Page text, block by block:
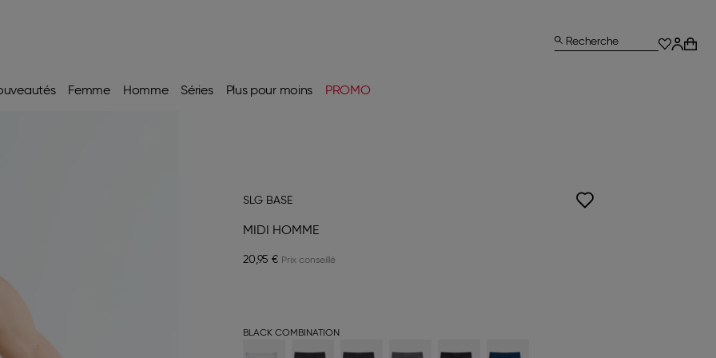
Femme Homme Séries Plus pour moins PROMO
Recherche
SLG BASE
MIDI HOMME
20,95 €
BLACK COMBINATION